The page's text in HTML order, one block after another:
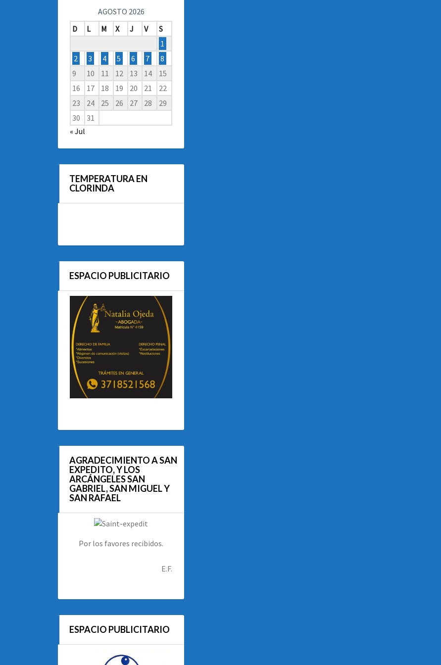
AGOSTO 2026
D
L M X J V
S
1
2
3 4 5 6 7
8
9
10 11 12 13 14
15
16
17 18 19 20 21
22
23
24 25 26 27 28
29
30
31
« Jul
TEMPERATURA EN
CLORINDA
ESPACIO PUBLICITARIO
AGRADECIMIENTO A SAN
EXPEDITO, Y LOS
ARCÁNGELES SAN
GABRIEL, SAN MIGUEL Y
SAN RAFAEL
Por los favores recibidos.
E.F.
ESPACIO PUBLICITARIO